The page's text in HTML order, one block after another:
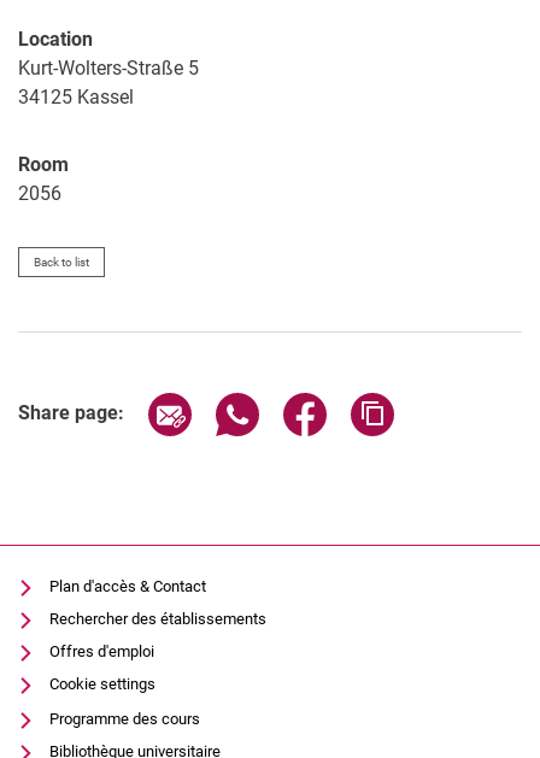
Location
Kurt-Wolters-Straße 5
34125 Kassel
Room
2056
Back to list
Share page: Share page via email
Share page via WhatsApp
Share page via
Plan d'accès & Contact
Rechercher des établissements
Offres d'emploi
Cookie settings
Programme des cours
Bibliothèque universitaire